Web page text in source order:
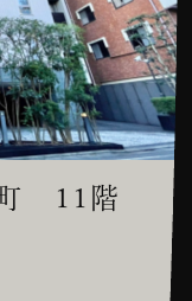
町 11階